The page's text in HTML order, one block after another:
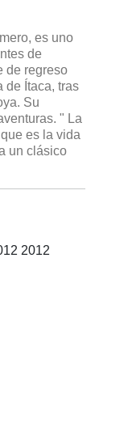
es uno
de
de regreso
de Ítaca, tras
Su
" La
es la vida
un clásico
2012